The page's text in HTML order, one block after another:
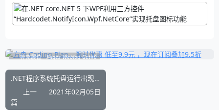
补充展位 Pages_Weblog_Get#0
.NET程序系统托盘运行出现多个同样的托盘图标的解决方法
上一
篇
2021年02月05日